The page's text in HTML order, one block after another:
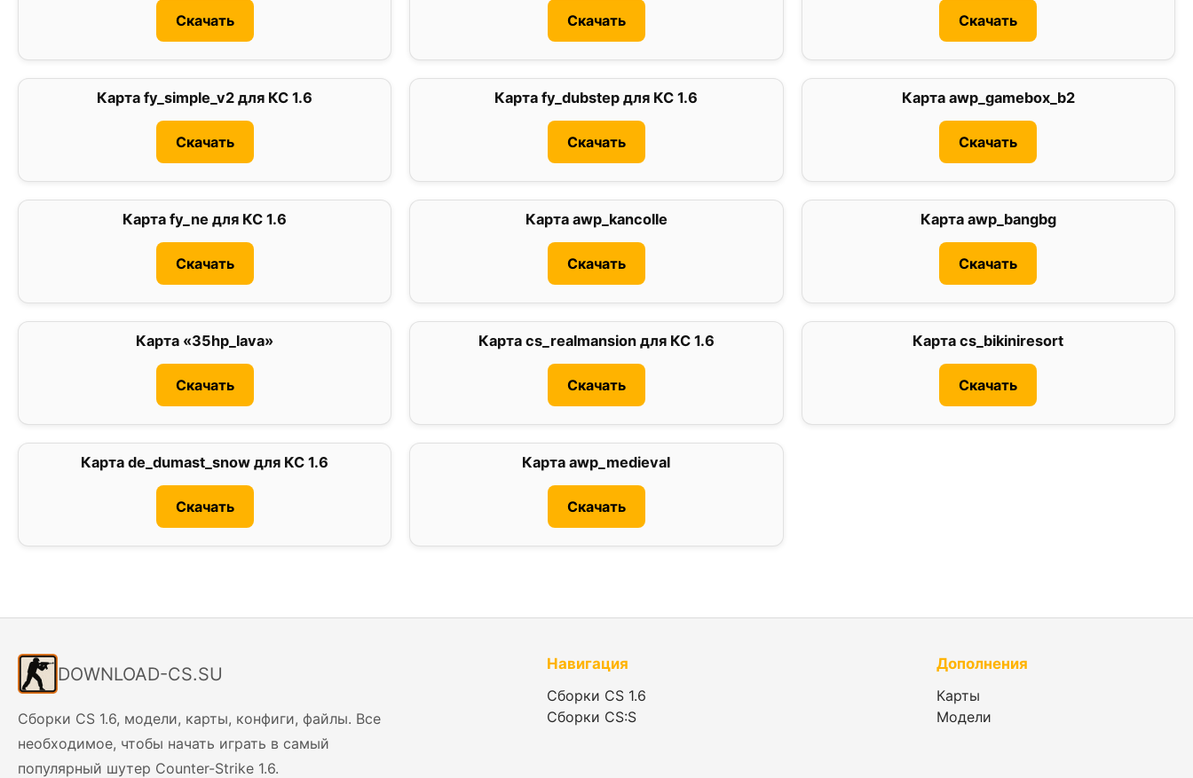
Скачать Скачать Скачать
Карта fy_simple_v2 для КС 1.6
Скачать
Карта fy_dubstep для КС 1.6
Скачать
Карта awp_gamebox_b2
Скачать
Карта fy_ne для КС 1.6
Скачать
Карта awp_kancolle
Скачать
Карта awp_bangbg
Скачать
Карта «35hp_lava»
Скачать
Карта cs_realmansion для КС 1.6
Скачать
Карта cs_bikiniresort
Скачать
Карта de_dumast_snow для КС 1.6
Скачать
Карта awp_medieval
Скачать
DOWNLOAD-CS.SU
Сборки CS 1.6, модели, карты, конфиги, файлы. Все
необходимое, чтобы начать играть в самый
популярный шутер Counter-Strike 1.6.
Навигация
Сборки CS 1.6
Сборки CS:S
Дополнения
Карты
Модели